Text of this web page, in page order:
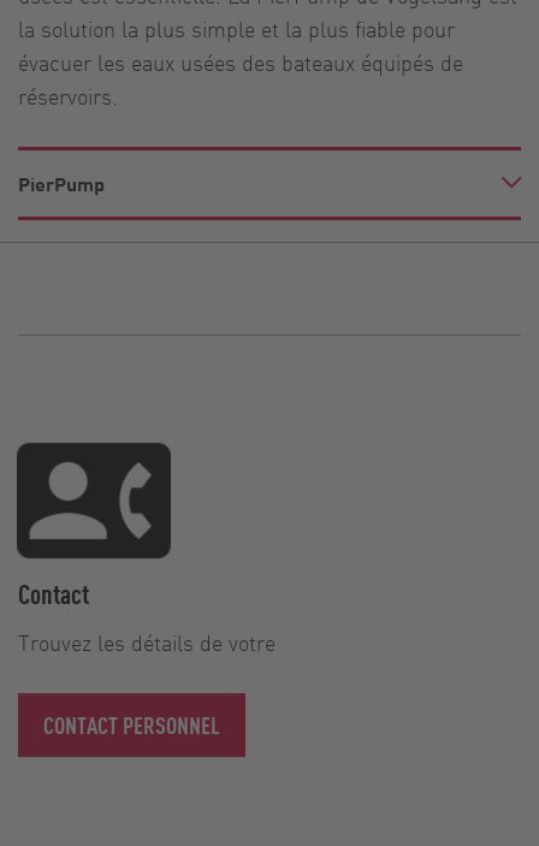
la solution la plus simple et la plus fiable pour
évacuer les eaux usées des bateaux équipés de
réservoirs.
PierPump
Contact
Trouvez les détails de votre
CONTACT PERSONNEL